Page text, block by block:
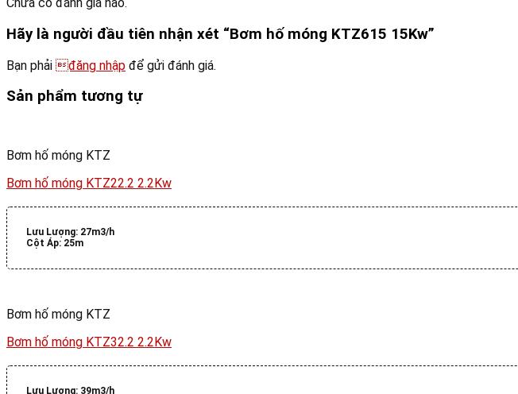
Chưa có đánh giá nào.
Hãy là người đầu tiên nhận xét “Bơm hố móng KTZ615 15Kw”
Bạn phải đăng nhập để gửi đánh giá.
Sản phẩm tương tự
Bơm hố móng KTZ
Bơm hố móng KTZ22.2 2.2Kw
Lưu Lượng: 27m3/h
Cột Áp: 25m
Bơm hố móng KTZ
Bơm hố móng KTZ32.2 2.2Kw
Lưu Lượng: 39m3/h